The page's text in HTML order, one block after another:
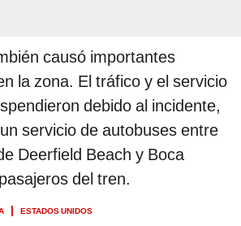
causó importantes
la zona. El tráfico y el servicio
debido al incidente,
servicio de autobuses entre
Deerfield Beach y Boca
del tren.
ESTADOS UNIDOS